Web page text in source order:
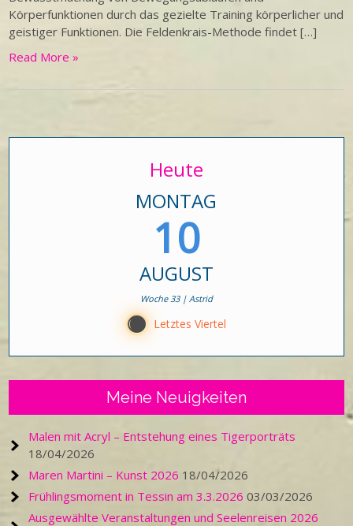
Körperfunktionen durch das gezielte Training körperlicher und
geistiger Funktionen. Die Feldenkrais-Methode findet […]
Read More »
Heute
MONTAG
10
AUGUST
Woche 33 | Astrid
Y Letztes Viertel
Meine Neuigkeiten
Malen mit Acryl – Entstehung eines Tigerporträts
18/04/2026
Maren Martini – Kunst 2026 18/04/2026
Frühlingsmoment in Tessin am 3.3.2026 03/03/2026
Ausgewählte Veranstaltungen und Seelenreisen 2026